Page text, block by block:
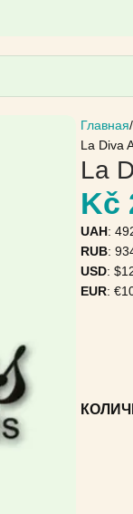
Главная
La Diva
La
Kč
UAH:
RUB:
USD:
EUR: